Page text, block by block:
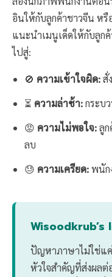
อินให้กับลูกค้าชาวจีน ห
แนะนำเมนูเด็ดให้กับลูก
ไปสู่:
🚫 ความเข้าใจผิด:สั่
⏳ ความล่าช้า:กระบ
😡 ความไม่พอใจ:ลูก
ลบ
😓 ความเครียด:พนัก
Wisoodkrub’s
ปัญหาภาษาไม่ใช่แค่
หัวใจสำคัญที่ส่งผลต่